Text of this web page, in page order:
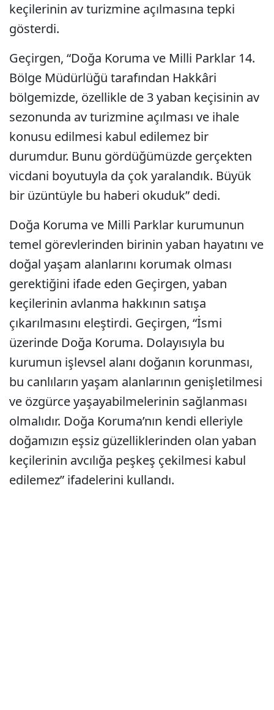
keçilerinin av turizmine açılmasına tepki
gösterdi.
Geçirgen, “Doğa Koruma ve Milli Parklar 14.
Bölge Müdürlüğü tarafından Hakkâri
bölgemizde, özellikle de 3 yaban keçisinin av
sezonunda av turizmine açılması ve ihale
konusu edilmesi kabul edilemez bir
durumdur. Bunu gördüğümüzde gerçekten
vicdani boyutuyla da çok yaralandık. Büyük
bir üzüntüyle bu haberi okuduk” dedi.
Doğa Koruma ve Milli Parklar kurumunun
temel görevlerinden birinin yaban hayatını ve
doğal yaşam alanlarını korumak olması
gerektiğini ifade eden Geçirgen, yaban
keçilerinin avlanma hakkının satışa
çıkarılmasını eleştirdi. Geçirgen, “İsmi
üzerinde Doğa Koruma. Dolayısıyla bu
kurumun işlevsel alanı doğanın korunması,
bu canlıların yaşam alanlarının genişletilmesi
ve özgürce yaşayabilmelerinin sağlanması
olmalıdır. Doğa Koruma’nın kendi elleriyle
doğamızın eşsiz güzelliklerinden olan yaban
keçilerinin avcılığa peşkeş çekilmesi kabul
edilemez” ifadelerini kullandı.